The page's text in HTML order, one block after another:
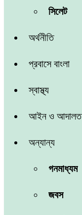
সিলেট
অর্থনীতি
প্রবাসে বাংলা
স্বাস্থ্য
আইন ও আদালত
অন্যান্য
গনমাধ্যম
জবস